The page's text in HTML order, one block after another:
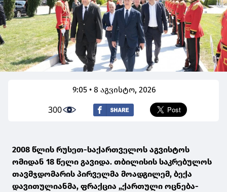
9:05 • 8 აგვისტო, 2026
300
2008 წლის რუსეთ-საქართველოს აგვისტოს
ომიდან 18 წელი გავიდა. თბილისის საკრებულოს
თავმჯდომარის პირველმა მოადგილემ, ბექა
დავითულიანმა, ფრაქცია „ქართული ოცნება-